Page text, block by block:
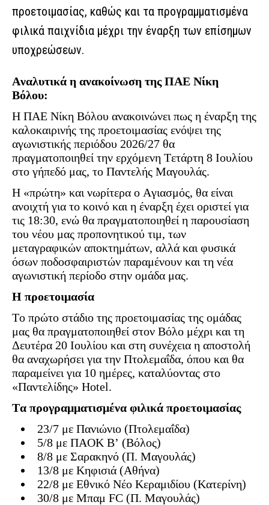
προετοιμασίας, καθώς και τα προγραμματισμένα
φιλικά παιχνίδια μέχρι την έναρξη των επίσημων
υποχρεώσεων.
Αναλυτικά η ανακοίνωση της ΠΑΕ Νίκη
Βόλου:
Η ΠΑΕ Νίκη Βόλου ανακοινώνει πως η έναρξη της
καλοκαιρινής της προετοιμασίας ενόψει της
αγωνιστικής περιόδου 2026/27 θα
πραγματοποιηθεί την ερχόμενη Τετάρτη 8 Ιουλίου
στο γήπεδό μας, το Παντελής Μαγουλάς.
Η «πρώτη» και νωρίτερα ο Αγιασμός, θα είναι
ανοιχτή για το κοινό και η έναρξη έχει οριστεί για
τις 18:30, ενώ θα πραγματοποιηθεί η παρουσίαση
του νέου μας προπονητικού τιμ, των
μεταγραφικών αποκτημάτων, αλλά και φυσικά
όσων ποδοσφαιριστών παραμένουν και τη νέα
αγωνιστική περίοδο στην ομάδα μας.
Η προετοιμασία
Το πρώτο στάδιο της προετοιμασίας της ομάδας
μας θα πραγματοποιηθεί στον Βόλο μέχρι και τη
Δευτέρα 20 Ιουλίου και στη συνέχεια η αποστολή
θα αναχωρήσει για την Πτολεμαΐδα, όπου και θα
παραμείνει για 10 ημέρες, καταλύοντας στο
«Παντελίδης» Hotel.
Τα προγραμματισμένα φιλικά προετοιμασίας
23/7 με Πανιώνιο (Πτολεμαΐδα)
5/8 με ΠΑΟΚ Β’ (Βόλος)
8/8 με Σαρακηνό (Π. Μαγουλάς)
13/8 με Κηφισιά (Αθήνα)
22/8 με Εθνικό Νέο Κεραμιδίου (Κατερίνη)
30/8 με Μπαμ FC (Π. Μαγουλάς)